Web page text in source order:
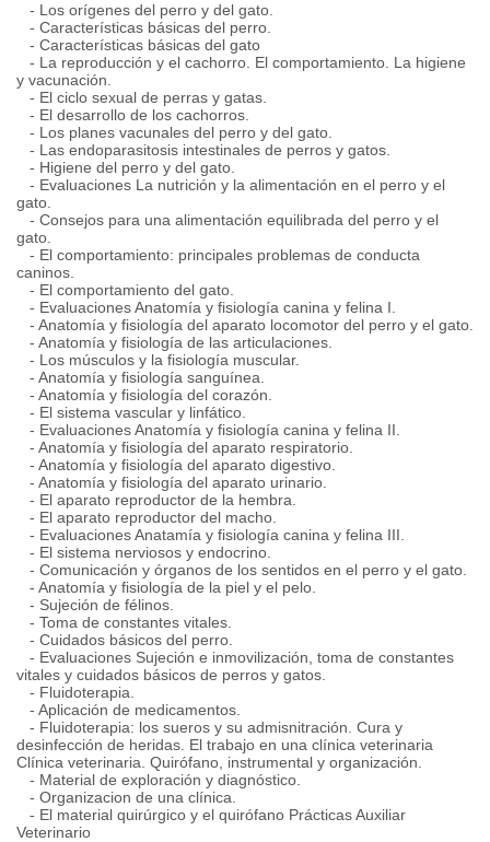
- Los orígenes del perro y del gato.
- Características básicas del perro.
- Características básicas del gato
- La reproducción y el cachorro. El comportamiento. La higiene
y vacunación.
- El ciclo sexual de perras y gatas.
- El desarrollo de los cachorros.
- Los planes vacunales del perro y del gato.
- Las endoparasitosis intestinales de perros y gatos.
- Higiene del perro y del gato.
- Evaluaciones La nutrición y la alimentación en el perro y el
gato.
- Consejos para una alimentación equilibrada del perro y el
gato.
- El comportamiento: principales problemas de conducta
caninos.
- El comportamiento del gato.
- Evaluaciones Anatomía y fisiología canina y felina I.
- Anatomía y fisiología del aparato locomotor del perro y el gato.
- Anatomía y fisiología de las articulaciones.
- Los músculos y la fisiología muscular.
- Anatomía y fisiología sanguínea.
- Anatomía y fisiología del corazón.
- El sistema vascular y linfático.
- Evaluaciones Anatomía y fisiología canina y felina II.
- Anatomía y fisiología del aparato respiratorio.
- Anatomía y fisiología del aparato digestivo.
- Anatomía y fisiología del aparato urinario.
- El aparato reproductor de la hembra.
- El aparato reproductor del macho.
- Evaluaciones Anatamía y fisiología canina y felina III.
- El sistema nerviosos y endocrino.
- Comunicación y órganos de los sentidos en el perro y el gato.
- Anatomía y fisiología de la piel y el pelo.
- Sujeción de félinos.
- Toma de constantes vitales.
- Cuidados básicos del perro.
- Evaluaciones Sujeción e inmovilización, toma de constantes
vitales y cuidados básicos de perros y gatos.
- Fluidoterapia.
- Aplicación de medicamentos.
- Fluidoterapia: los sueros y su admisnitración. Cura y
desinfección de heridas. El trabajo en una clínica veterinaria
Clínica veterinaria. Quirófano, instrumental y organización.
- Material de exploración y diagnóstico.
- Organizacion de una clínica.
- El material quirúrgico y el quirófano Prácticas Auxiliar
Veterinario